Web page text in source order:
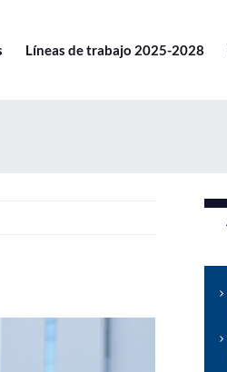
Líneas de trabajo 2025-2028